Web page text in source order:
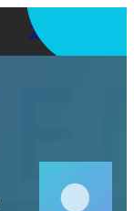
アプリを使う